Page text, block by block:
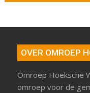
OVER OMROEP
Omroep Hoeksche
omroep voor de